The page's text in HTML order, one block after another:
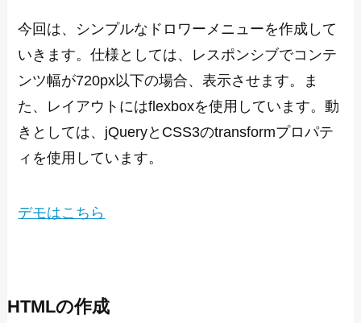
今回は、シンプルなドロワーメニューを作成して
いきます。仕様としては、レスポンシブでコンテ
ンツ幅が720px以下の場合、表示させます。ま
た、レイアウトにはflexboxを使用しています。動
きとしては、jQueryとCSS3のtransformプロパテ
ィを使用しています。
デモはこちら
HTMLの作成